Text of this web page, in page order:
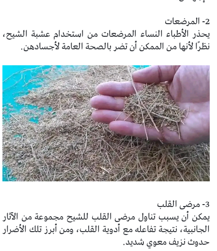
2- المرضعات
يحذر الأطباء النساء المرضعات من استخدام عشبة الشيح،
نظرًا لأنها من الممكن أن تضر بالصحة العامة لأجسادهن.
3- مرضى القلب
يمكن أن يسبب تناول مرضى القلب للشيح مجموعة من الآثار
الجانبية، نتيجة تفاعله مع أدوية القلب، ومن أبرز تلك الأضرار
حدوث نزيف معوي شديد.